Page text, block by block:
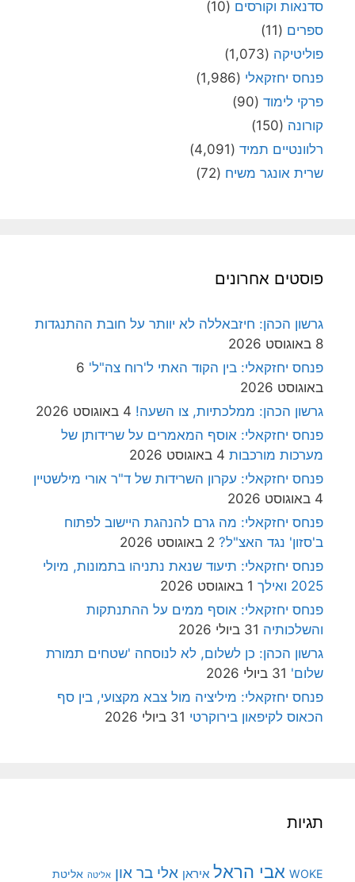
סדנאות וקורסים (10)
ספרים (11)
פוליטיקה (1,073)
פנחס יחזקאלי (1,986)
פרקי לימוד (90)
קורונה (150)
רלוונטיים תמיד (4,091)
שרית אונגר משיח (72)
פוסטים אחרונים
גרשון הכהן: חיזבאללה לא יוותר על חובת ההתנגדות
8 באוגוסט 2026
פנחס יחזקאלי: בין הקוד האתי ל'רוח צה"ל' 6
באוגוסט 2026
גרשון הכהן: ממלכתיות, צו השעה! 4 באוגוסט 2026
פנחס יחזקאלי: אוסף המאמרים על שרידותן של
מערכות מורכבות 4 באוגוסט 2026
פנחס יחזקאלי: עקרון השרידות של ד"ר אורי מילשטיין
4 באוגוסט 2026
פנחס יחזקאלי: מה גרם להנהגת היישוב לפתוח
ב'סזון' נגד האצ"ל? 2 באוגוסט 2026
פנחס יחזקאלי: תיעוד שנאת נתניהו בתמונות, מיולי
2025 ואילך
1 באוגוסט 2026
פנחס יחזקאלי: אוסף ממים על ההתנתקות
והשלכותיה 31 ביולי 2026
גרשון הכהן: כן לשלום, לא לנוסחה 'שטחים תמורת
שלום' 31 ביולי 2026
פנחס יחזקאלי: מיליציה מול צבא מקצועי, בין סף
הכאוס לקיפאון בירוקרטי 31 ביולי 2026
תגיות
WOKE אבי הראל איראן אלי בר און אליטה אליטת